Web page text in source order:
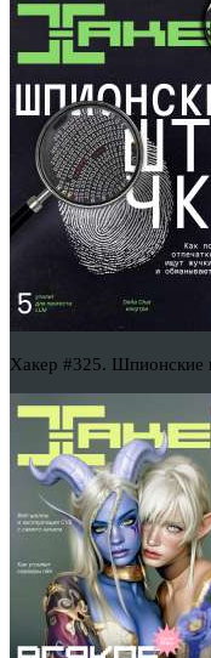
Хакер #325. Шпионские